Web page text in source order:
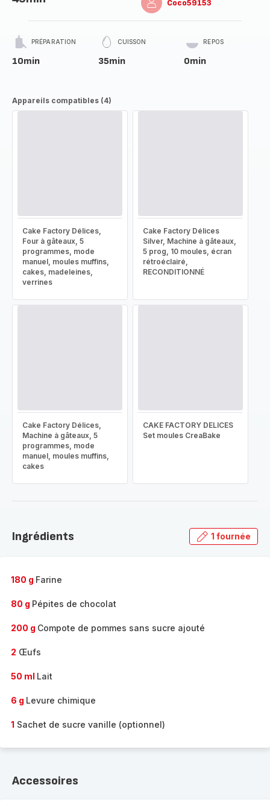
Coco59153
PRÉPARATION
10min
CUISSON
35min
REPOS
0min
Appareils compatibles (4)
Cake Factory Délices,
Four à gâteaux, 5
programmes, mode
manuel, moules muffins,
cakes, madeleines,
verrines
Cake Factory Délices
Silver, Machine à gâteaux,
5 prog, 10 moules, écran
rétroéclairé,
RECONDITIONNÉ
Cake Factory Délices,
Machine à gâteaux, 5
programmes, mode
manuel, moules muffins,
cakes
CAKE FACTORY DELICES
Set moules CreaBake
Ingrédients 1 fournée
180 g Farine
80 g Pépites de chocolat
200 g Compote de pommes sans sucre ajouté
2 Œufs
50 ml Lait
6 g Levure chimique
1 Sachet de sucre vanille (optionnel)
Accessoires